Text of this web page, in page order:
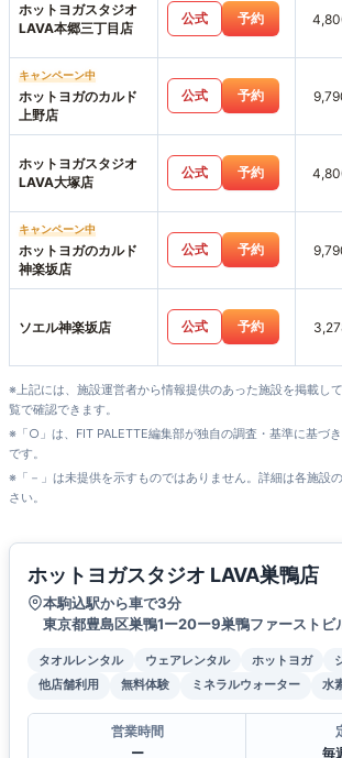
ホットヨガスタジオ
LAVA本郷三丁目店
公式 予約
キャンペーン中
ホットヨガのカルド
上野店
公式 予約
ホットヨガスタジオ
LAVA大塚店
公式 予約
キャンペーン中
ホットヨガのカルド
神楽坂店
公式 予約
ソエル神楽坂店 公式 予約
※上記には、施設運営者から情報提供のあった施設を掲載し
覧で確認できます。
※「○」は、FIT PALETTE編集部が独自の調査・基準に基づ
です。
※「－」は未提供を示すものではありません。詳細は各施設
さい。
ホットヨガスタジオ LAVA巣鴨店
本駒込駅から車で3分
東京都豊島区巣鴨1ー20ー9巣鴨ファーストビ
タオルレンタル ウェアレンタル ホットヨガ
他店舗利用
無料体験 ミネラルウォーター 水
営業時間
ー
毎